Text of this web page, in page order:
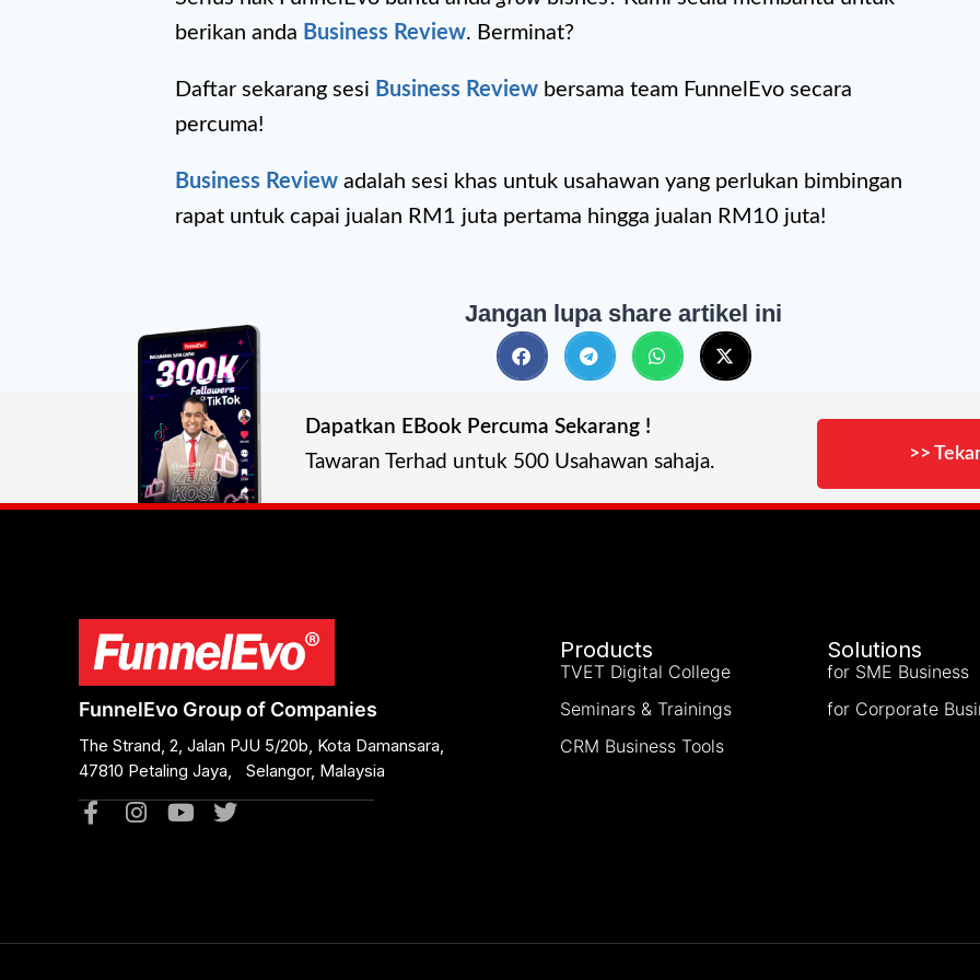
berikan anda Business Review. Berminat?
Daftar sekarang sesi Business Review bersama team FunnelEvo secara
percuma!
Business Review adalah sesi khas untuk usahawan yang perlukan bimbingan
rapat untuk capai jualan RM1 juta pertama hingga jualan RM10 juta!
Jangan lupa share artikel ini
Dapatkan EBook Percuma Sekarang !
Tawaran Terhad untuk 500 Usahawan sahaja.
>>
FunnelEvo Group of Companies
The Strand, 2, Jalan PJU 5/20b, Kota Damansara,
47810 Petaling Jaya, Selangor, Malaysia
Products
TVET Digital College
Seminars & Trainings
CRM Business Tools
Solutions
for SME Business
for Corporate